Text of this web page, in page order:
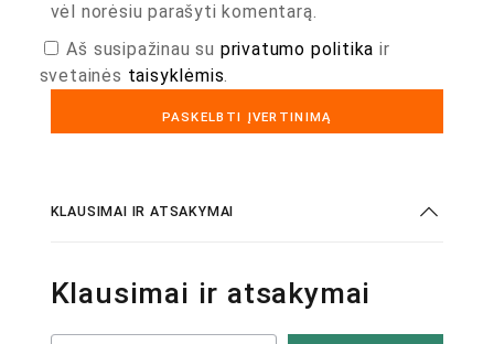
vėl norėsiu parašyti komentarą.
Aš susipažinau su privatumo politika ir
svetainės taisyklėmis.
KLAUSIMAI IR ATSAKYMAI
Klausimai ir atsakymai